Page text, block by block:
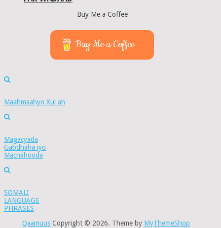
Buy Me a Coffee
Buy Me a Coffee
Maahmaahyo Xul ah
Magacyada
Gabdhaha iyo
Macnahooda
SOMALI
LANGUAGE
PHRASES
Qaamuus Copyright © 2026. Theme by MyThemeShop